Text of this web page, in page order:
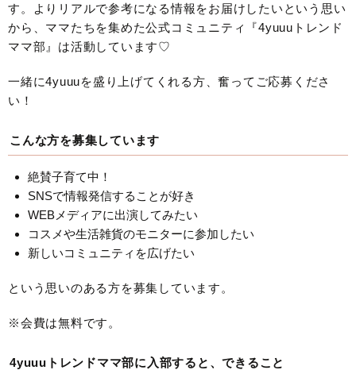
す。よりリアルで参考になる情報をお届けしたいという思い
から、ママたちを集めた公式コミュニティ『4yuuuトレンド
ママ部』は活動しています♡
一緒に4yuuuを盛り上げてくれる方、奮ってご応募くださ
い！
こんな方を募集しています
絶賛子育て中！
SNSで情報発信することが好き
WEBメディアに出演してみたい
コスメや生活雑貨のモニターに参加したい
新しいコミュニティを広げたい
という思いのある方を募集しています。
※会費は無料です。
4yuuuトレンドママ部に入部すると、できること